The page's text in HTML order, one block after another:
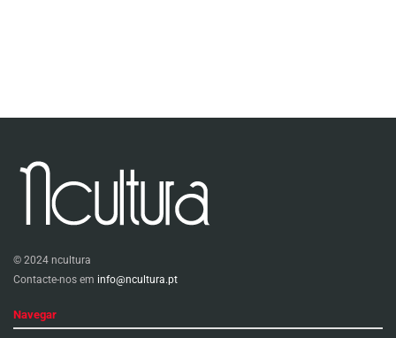
© 2024 ncultura
Contacte-nos em info@ncultura.pt
Navegar